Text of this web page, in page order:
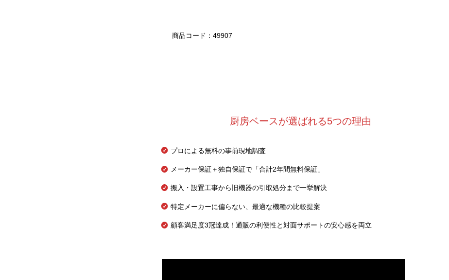
商品コード：49907
厨房ベースが選ばれる5つの理由
プロによる無料の事前現地調査
メーカー保証＋独自保証で「合計2年間無料保証」
搬入・設置工事から旧機器の引取処分まで一挙解決
特定メーカーに偏らない、最適な機種の比較提案
顧客満足度3冠達成！通販の利便性と対面サポートの安心感を両立